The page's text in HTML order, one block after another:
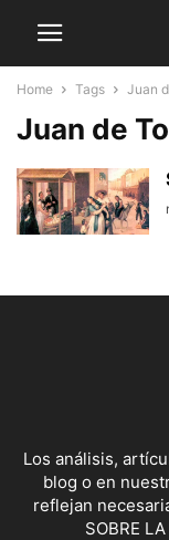
Home Tags Juan
Juan de
Los análisis,
blog o en
reflejan
SOBRE